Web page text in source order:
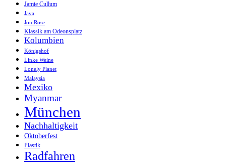
Jamie Cullum
Java
Jon Rose
Klassik am Odeonsplatz
Kolumbien
Königshof
Linke Weine
Lonely Planet
Malaysia
Mexiko
Myanmar
München
Nachhaltigkeit
Oktoberfest
Plastik
Radfahren